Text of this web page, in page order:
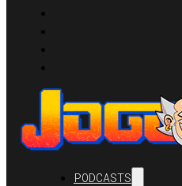
PODCASTS